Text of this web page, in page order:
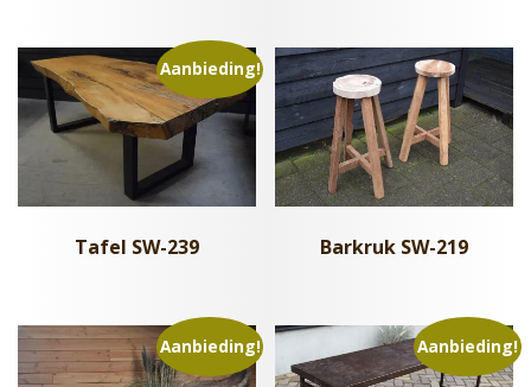
Aanbieding!
Tafel SW-239 Barkruk SW-219
Aanbieding! Aanbieding!